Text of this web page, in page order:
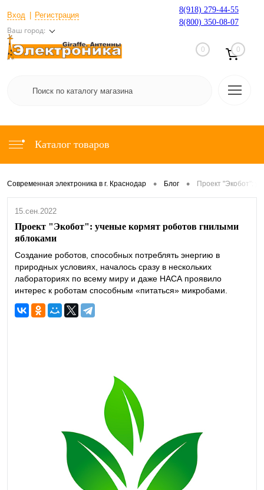
Вход Регистрация
Ваш город:
8(918) 279-44-55
8(800) 350-08-07
0 0
Каталог товаров
Современная электроника в г. Краснодар • Блог • Проект "Экобот":
15.сен.2022
Проект "Экобот": ученые кормят роботов гнилыми
яблоками
Создание роботов, способных потреблять энергию в
природных условиях, началось сразу в нескольких
лабораториях по всему миру и даже НАСА проявило
интерес к роботам способным «питаться» микробами.
Британские ученые еще в 2003 году, опираясь на
разработки пионеров робототехники, создали небольшого